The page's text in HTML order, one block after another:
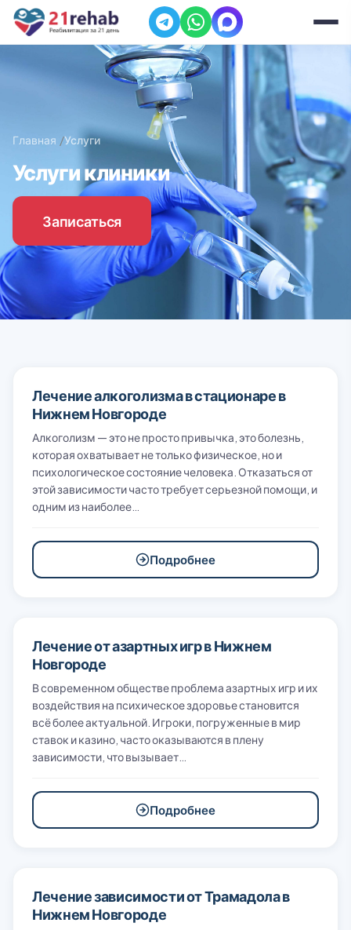
Главная Услуги
Услуги клиники
Записаться
Лечение алкоголизма в стационаре в
Нижнем Новгороде
Алкоголизм — это не просто привычка, это болезнь,
которая охватывает не только физическое, но и
психологическое состояние человека. Отказаться от
этой зависимости часто требует серьезной помощи, и
одним из наиболее…
Подробнее
Лечение от азартных игр в Нижнем
Новгороде
В современном обществе проблема азартных игр и их
воздействия на психическое здоровье становится
всё более актуальной. Игроки, погруженные в мир
ставок и казино, часто оказываются в плену
зависимости, что вызывает…
Подробнее
Лечение зависимости от Трамадола в
Нижнем Новгороде